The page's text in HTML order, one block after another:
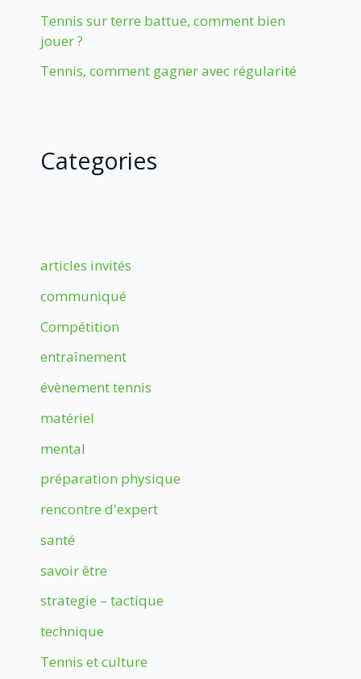
Tennis sur terre battue, comment bien
jouer ?
Tennis, comment gagner avec régularité
Categories
articles invités
communiqué
Compétition
entraînement
évènement tennis
matériel
mental
préparation physique
rencontre d'expert
santé
savoir être
strategie – tactique
technique
Tennis et culture